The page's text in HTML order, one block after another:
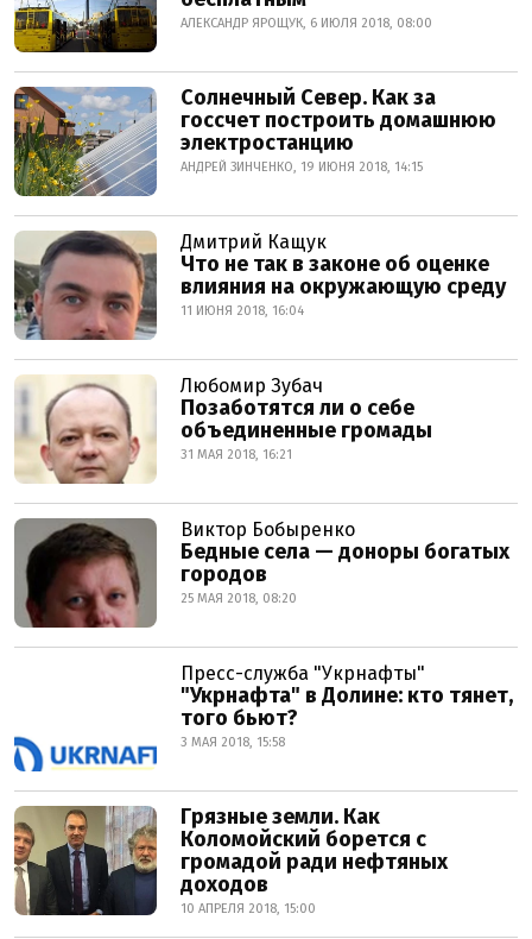
АЛЕКСАНДР ЯРОЩУК, 6 ИЮЛЯ 2018, 08:00
Солнечный Север. Как за
госсчет построить домашнюю
электростанцию
АНДРЕЙ ЗИНЧЕНКО, 19 ИЮНЯ 2018, 14:15
Дмитрий Кащук
Что не так в законе об оценке
влияния на окружающую среду
11 ИЮНЯ 2018, 16:04
Любомир Зубач
Позаботятся ли о себе
объединенные громады
31 МАЯ 2018, 16:21
Виктор Бобыренко
Бедные села — доноры богатых
городов
25 МАЯ 2018, 08:20
Пресс-служба "Укрнафты"
"Укрнафта" в Долине: кто тянет,
того бьют?
3 МАЯ 2018, 15:58
Грязные земли. Как
Коломойский борется с
громадой ради нефтяных
доходов
10 АПРЕЛЯ 2018, 15:00